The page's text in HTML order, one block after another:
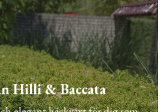
Hilli & Baccata